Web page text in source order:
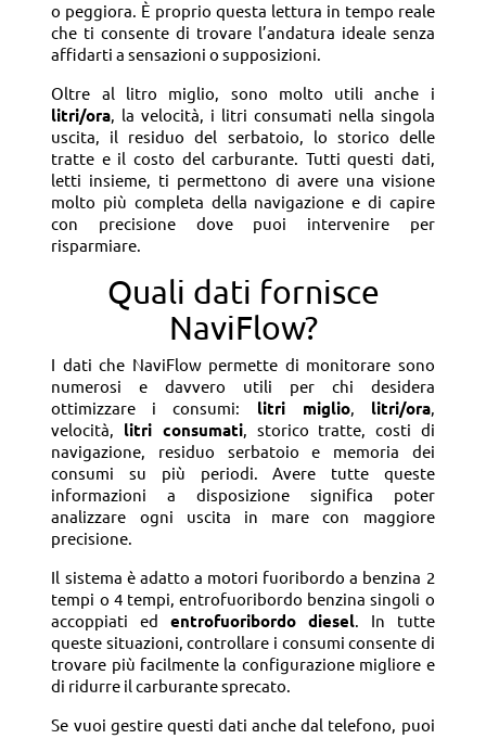
o peggiora. È proprio questa lettura in tempo reale
che ti consente di trovare l’andatura ideale senza
affidarti a sensazioni o supposizioni.
Oltre al litro miglio, sono molto utili anche i
litri/ora, la velocità, i litri consumati nella singola
uscita, il residuo del serbatoio, lo storico delle
tratte e il costo del carburante. Tutti questi dati,
letti insieme, ti permettono di avere una visione
molto più completa della navigazione e di capire
con precisione dove puoi intervenire per
risparmiare.
Quali dati fornisce
NaviFlow?
I dati che NaviFlow permette di monitorare sono
numerosi e davvero utili per chi desidera
ottimizzare i consumi: litri miglio, litri/ora,
velocità, litri consumati, storico tratte, costi di
navigazione, residuo serbatoio e memoria dei
consumi su più periodi. Avere tutte queste
informazioni a disposizione significa poter
analizzare ogni uscita in mare con maggiore
precisione.
Il sistema è adatto a motori fuoribordo a benzina 2
tempi o 4 tempi, entrofuoribordo benzina singoli o
accoppiati ed entrofuoribordo diesel. In tutte
queste situazioni, controllare i consumi consente di
trovare più facilmente la configurazione migliore e
di ridurre il carburante sprecato.
Se vuoi gestire questi dati anche dal telefono, puoi